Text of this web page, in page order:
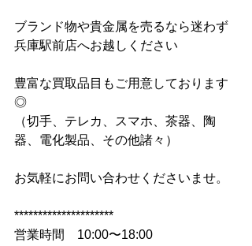
ブランド物や貴金属を売るなら迷わず
兵庫駅前店へお越しください
豊富な買取品目もご用意しております
◎
（切手、テレカ、スマホ、茶器、陶
器、電化製品、その他諸々）
お気軽にお問い合わせくださいませ。
*********************
営業時間　10:00〜18:00